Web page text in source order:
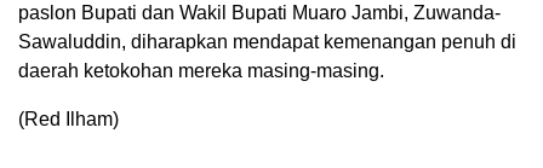
paslon Bupati dan Wakil Bupati Muaro Jambi, Zuwanda-
Sawaluddin, diharapkan mendapat kemenangan penuh di
daerah ketokohan mereka masing-masing.
(Red Ilham)